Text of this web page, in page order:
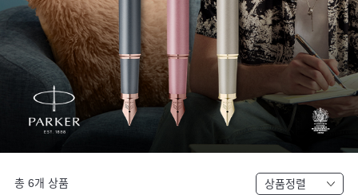
총 6개 상품 상품정렬